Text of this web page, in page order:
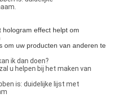
hologram effect helpt om
om uw producten van anderen te
ik dan doen?
u helpen bij het maken van
is: duidelijke lijst met